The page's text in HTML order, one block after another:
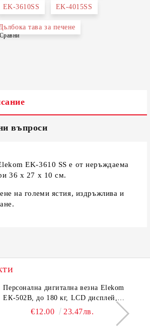
вас в рамките на работния ден.
EK-3610SS EK-4015SS
тава за печене
въпроси
EK-3610 SS е от неръждаема
36 х 27 х 10 см.
на големи ястия, издръжлива и
Персонална дигитална везна Elekom
ЕК-502B, до 180 кг, LCD дисплей,
Темперирано стъкло - 6.0 мм,
€12.00 23.47лв.